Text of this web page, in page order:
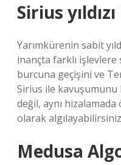
Sirius
Yarımkürenin sabit
inançta farklı işlevlere
burcuna geçişini ve
Sirius ile
değil, aynı
olarak
Medusa